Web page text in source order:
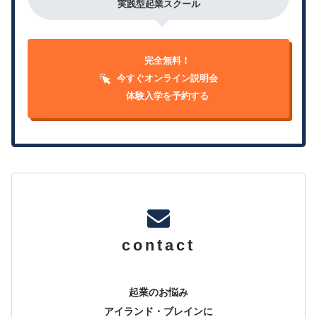
実践型起業スクール
完全無料！
今すぐオンライン説明会
体験入学を予約する
contact
起業のお悩み
アイランド・ブレインに